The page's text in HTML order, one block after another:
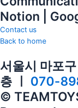
Notion |
Contact us
Back to home
서울시 마포
층 ㅣ 070-
©